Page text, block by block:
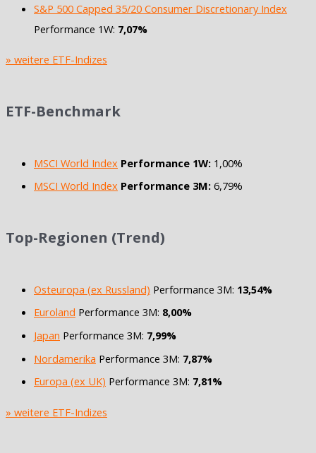
S&P 500 Capped 35/20 Consumer Discretionary Index
Performance 1W: 7,07%
» weitere ETF-Indizes
ETF-Benchmark
MSCI World Index Performance 1W: 1,00%
MSCI World Index Performance 3M: 6,79%
Top-Regionen (Trend)
Osteuropa (ex Russland) Performance 3M: 13,54%
Euroland Performance 3M: 8,00%
Japan Performance 3M: 7,99%
Nordamerika Performance 3M: 7,87%
Europa (ex UK) Performance 3M: 7,81%
» weitere ETF-Indizes